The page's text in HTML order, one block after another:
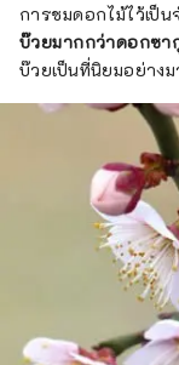
การชมดอกไม้ไว้เป็
บ๊วยมากกว่าดอกซา
บ๊วยเป็นที่นิยมอย่าง